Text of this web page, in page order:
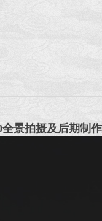
景拍摄及后期制